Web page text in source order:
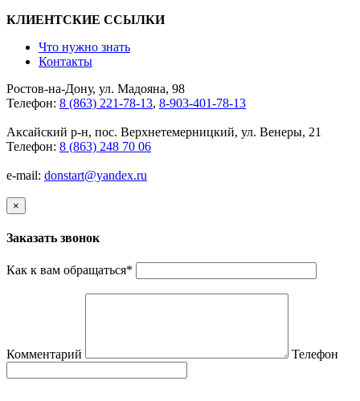
КЛИЕНТСКИЕ ССЫЛКИ
Что нужно знать
Контакты
Ростов-на-Дону, ул. Мадояна, 98
Телефон: 8 (863) 221-78-13, 8-903-401-78-13
Аксайский р-н, пос. Верхнетемерницкий, ул. Венеры, 21
Телефон: 8 (863) 248 70 06
e-mail: donstart@yandex.ru
×
Заказать звонок
Как к вам обращаться*
Комментарий Телефон